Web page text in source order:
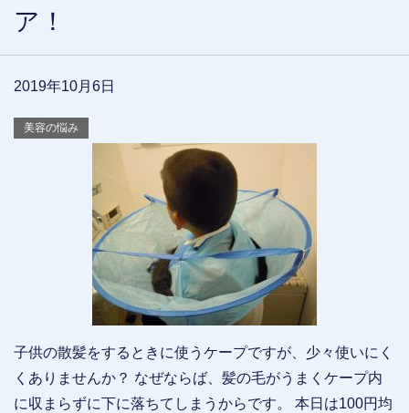
ア！
2019年10月6日
美容の悩み
子供の散髪をするときに使うケープですが、少々使いにく
くありませんか？ なぜならば、髪の毛がうまくケープ内
に収まらずに下に落ちてしまうからです。 本日は100円均